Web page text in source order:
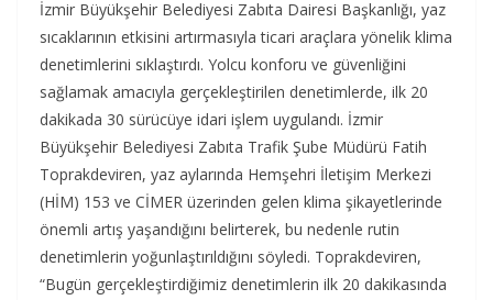
İzmir Büyükşehir Belediyesi Zabıta Dairesi Başkanlığı, yaz
sıcaklarının etkisini artırmasıyla ticari araçlara yönelik klima
denetimlerini sıklaştırdı. Yolcu konforu ve güvenliğini
sağlamak amacıyla gerçekleştirilen denetimlerde, ilk 20
dakikada 30 sürücüye idari işlem uygulandı. İzmir
Büyükşehir Belediyesi Zabıta Trafik Şube Müdürü Fatih
Toprakdeviren, yaz aylarında Hemşehri İletişim Merkezi
(HİM) 153 ve CİMER üzerinden gelen klima şikayetlerinde
önemli artış yaşandığını belirterek, bu nedenle rutin
denetimlerin yoğunlaştırıldığını söyledi. Toprakdeviren,
“Bugün gerçekleştirdiğimiz denetimlerin ilk 20 dakikasında